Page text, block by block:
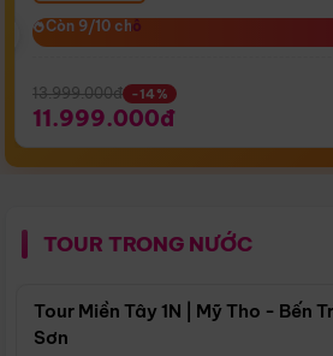
Còn 9/10 chỗ
Còn 9/10 chỗ
13.999.000đ -14%
11.999.000đ
TOUR TRONG NƯỚC
Tour Miền Tây 1N | Mỹ Tho - Bến
Sơn